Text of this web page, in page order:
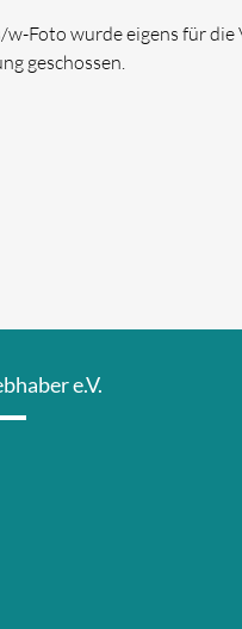
w-Foto wurde eigens für
geschossen.
e.V.